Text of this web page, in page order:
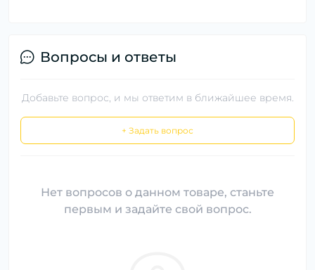
Вопросы и ответы
Добавьте вопрос, и мы ответим в ближайшее время.
+ Задать вопрос
Нет вопросов о данном товаре, станьте
первым и задайте свой вопрос.